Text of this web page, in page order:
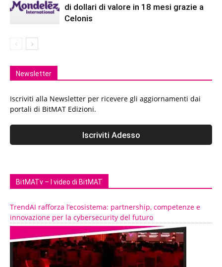
di dollari di valore in 18 mesi grazie a
Celonis
Newsletter
Iscriviti alla Newsletter per ricevere gli aggiornamenti dai
portali di BitMAT Edizioni.
BitMATv – I video di BitMAT
TrendAI rafforza l’ecosistema: partnership, competenze e
innovazione per la cybersecurity del futuro